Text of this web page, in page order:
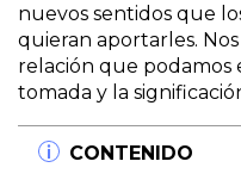
nuevos sentidos que
quieran aportarles.
relación que podamos
tomada y la
CONTENIDO